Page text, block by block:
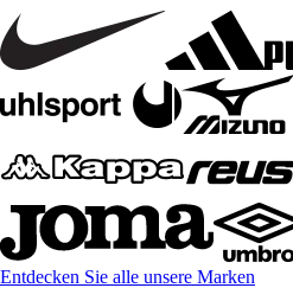
Entdecken Sie alle unsere Marken